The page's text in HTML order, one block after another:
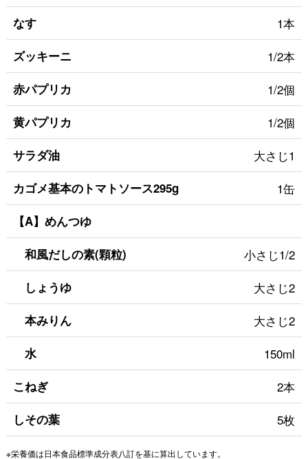
なす 1本
ズッキーニ 1/2本
赤パプリカ 1/2個
黄パプリカ 1/2個
サラダ油 大さじ1
カゴメ基本のトマトソース295g 1缶
【A】めんつゆ
和風だしの素(顆粒)
小さじ1/2
しょうゆ 大さじ2
本みりん 大さじ2
水 150ml
こねぎ 2本
しその葉 5枚
※栄養価は日本食品標準成分表八訂を基に算出しています。